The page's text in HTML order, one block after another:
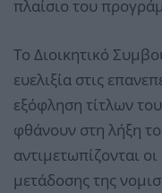
πλαίσιο του
Το Διοικητικό
ευελιξία στις
εξόφληση τίτλων
φθάνουν στη λήξη
αντιμετωπίζονται
μετάδοσης της